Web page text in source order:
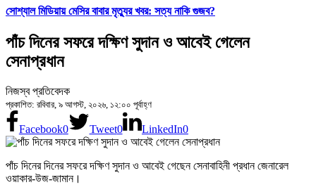
সোশ্যাল মিডিয়ায় মেসির বাবার মৃত্যুর খবর: সত্য নাকি গুজব?
পাঁচ দিনের সফরে দক্ষিণ সুদান ও আবেই গেলেন
সেনাপ্রধান
নিজস্ব প্রতিবেদক
প্রকাশিত: রবিবার, ৯ আগস্ট, ২০২৬, ১২:০০ পূর্বাহ্ণ
Facebook0 Tweet0 LinkedIn0
পাঁচ দিনের দিনের সফরে দক্ষিণ সুদান ও আবেই গেছেন সেনাবাহিনী প্রধান জেনারেল
ওয়াকার-উজ-জামান।